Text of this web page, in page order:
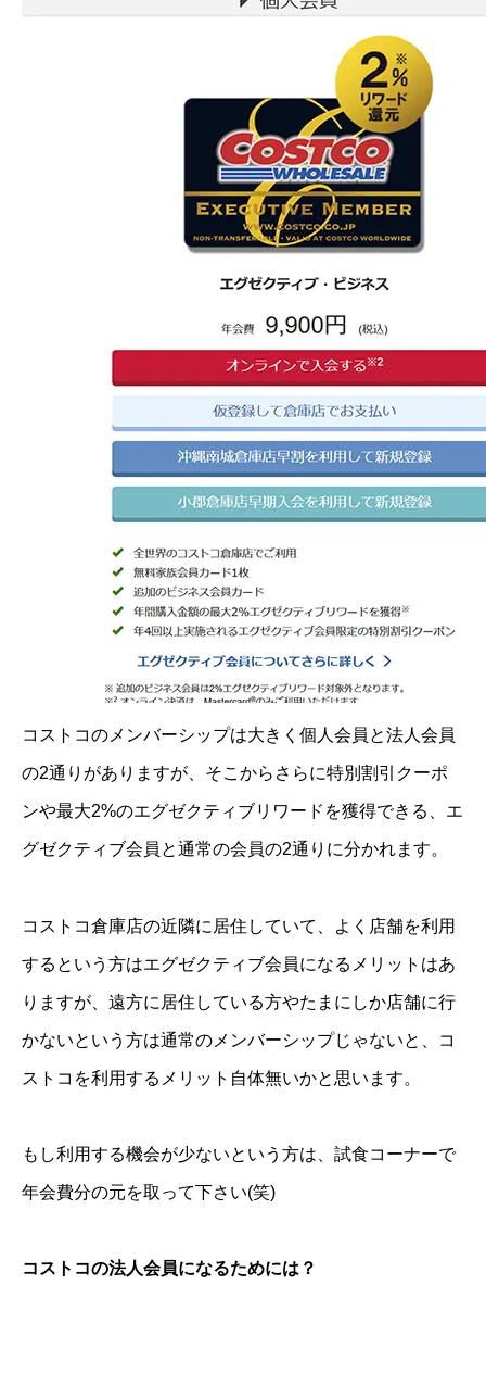
コストコのメンバーシップは大きく個人会員と法人会員
の2通りがありますが、そこからさらに特別割引クーポ
ンや最大2%のエグゼクティブリワードを獲得できる、エ
グゼクティブ会員と通常の会員の2通りに分かれます。
コストコ倉庫店の近隣に居住していて、よく店舗を利用
するという方はエグゼクティブ会員になるメリットはあ
りますが、遠方に居住している方やたまにしか店舗に行
かないという方は通常のメンバーシップじゃないと、コ
ストコを利用するメリット自体無いかと思います。
もし利用する機会が少ないという方は、試食コーナーで
年会費分の元を取って下さい(笑)
コストコの法人会員になるためには？